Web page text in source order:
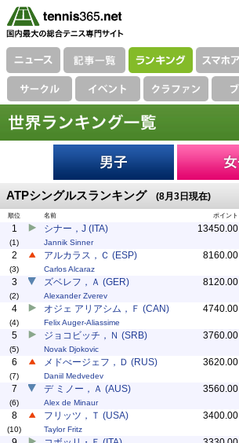
ATPシングルスランキング (8月3日現在)
順位 名前 ポイント
1
(1)
シナー，J (ITA)
Jannik Sinner
13450.00
2
(3)
アルカラス，Ｃ (ESP)
Carlos Alcaraz
8160.00
3
(2)
ズベレフ，Ａ (GER)
Alexander Zverev
8120.00
4
(4)
オジェ アリアシム，Ｆ (CAN)
Felix Auger-Aliassime
4740.00
5
(5)
ジョコビッチ，Ｎ (SRB)
Novak Djokovic
3760.00
6
(7)
メドべージェフ，Ｄ (RUS)
Daniil Medvedev
3620.00
7
(6)
デ ミノー，Ａ (AUS)
Alex de Minaur
3560.00
8
(10)
フリッツ，Ｔ (USA)
Taylor Fritz
3400.00